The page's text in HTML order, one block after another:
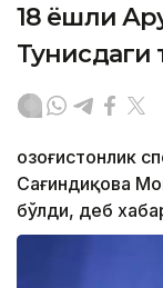
18 ёшли
Тунисдаги
Қозоғистонлик
Сағиндиқова
бўлди, деб